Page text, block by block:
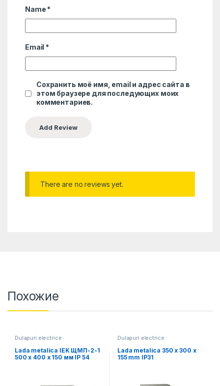
Name *
Email *
Сохранить моё имя, email и адрес сайта в
этом браузере для последующих моих
комментариев.
There are no reviews yet.
Похожие
Dulapuri electrice
Lada metalica IEK ЩМП-2-1
500 x 400 x 150 мм IP 54
Dulapuri electrice
Lada metalica 350 x 300 x
155 mm IP31